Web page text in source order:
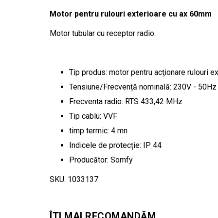
Motor pentru rulouri exterioare cu ax 60mm
Motor tubular cu receptor radio.
Tip produs: motor pentru acţionare rulouri
Tensiune/Frecvență nominală: 230V - 50Hz
Frecventa radio: RTS 433,42 MHz
Tip cablu: VVF
timp termic: 4 mn
Indicele de protecție: IP 44
Producător: Somfy
SKU: 1033137